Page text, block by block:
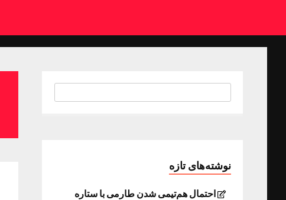
نوشته‌های تازه
احتمال هم‌تیمی شدن طارمی با ستاره